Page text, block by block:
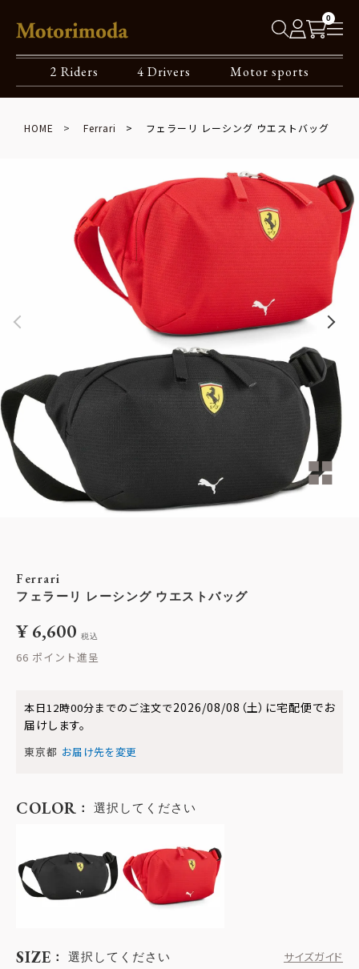
0
2 Riders 4 Drivers Motor sports
HOME Ferrari フェラーリ レーシング ウエストバッグ
Ferrari
フェラーリ レーシング ウエストバッグ
¥6,600 税込
66
本日12時00分までのご注文で2026/08/08（土） に宅配便でお
届けします。
東京都 お届け先を変更
SIZE 選択してください
サイズガイド
COLOR 選択してください